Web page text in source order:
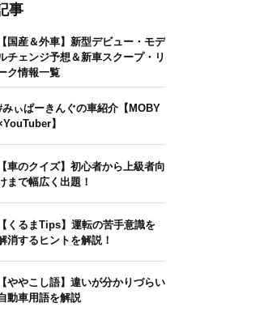
事
【国産＆外車】新型デビュー・モデ
チェンジ予想＆新車スクープ・リ
ク情報一覧
みぃぱーきんぐの車紹介【MOBY
】
【車のクイズ】初心者から上級者向
まで幅広く出題！
【くるまTips】運転の苦手意識を
消するヒントを解説！
【ややこし語】違いが分かりづらい
動車用語を解説